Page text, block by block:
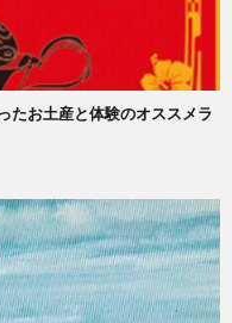
たお土産と体験のオススメラ